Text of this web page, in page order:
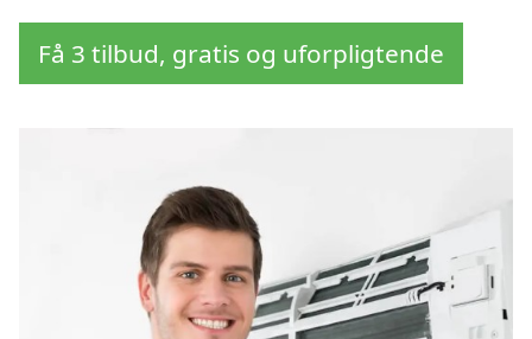
Få 3 tilbud, gratis og uforpligtende